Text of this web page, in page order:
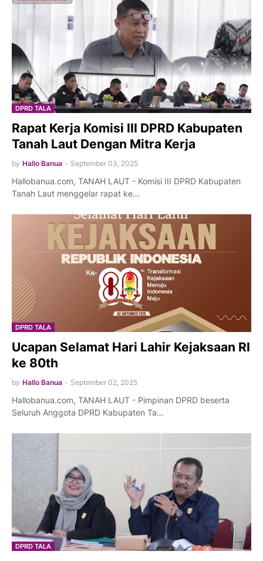
DPRD TALA
Rapat Kerja Komisi III DPRD Kabupaten
Tanah Laut Dengan Mitra Kerja
by Hallo Banua - September 03, 2025
Hallobanua.com, TANAH LAUT - Komisi III DPRD Kabupaten
Tanah Laut menggelar rapat ke…
DPRD TALA
Ucapan Selamat Hari Lahir Kejaksaan RI
ke 80th
by Hallo Banua - September 02, 2025
Hallobanua.com, TANAH LAUT - Pimpinan DPRD beserta
Seluruh Anggota DPRD Kabupaten Ta…
DPRD TALA